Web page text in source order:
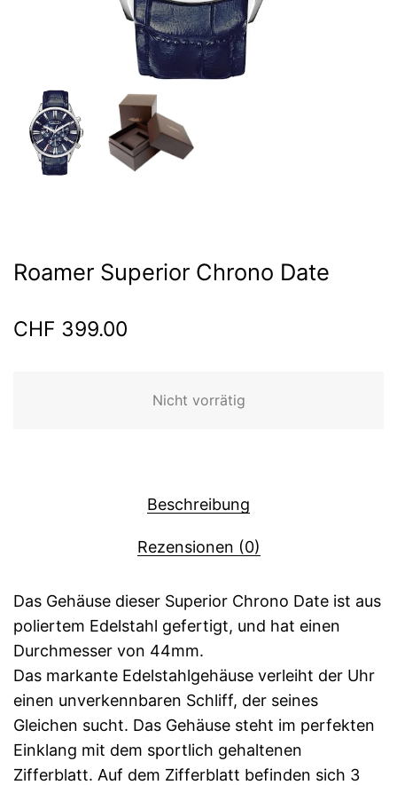
Roamer Superior Chrono Date
CHF 399.00
Nicht vorrätig
Beschreibung
Rezensionen (0)
Das Gehäuse dieser Superior Chrono Date ist aus
poliertem Edelstahl gefertigt, und hat einen
Durchmesser von 44mm.
Das markante Edelstahlgehäuse verleiht der Uhr
einen unverkennbaren Schliff, der seines
Gleichen sucht. Das Gehäuse steht im perfekten
Einklang mit dem sportlich gehaltenen
Zifferblatt. Auf dem Zifferblatt befinden sich 3